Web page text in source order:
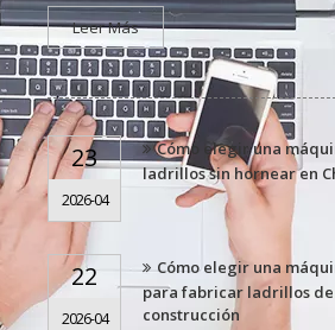
Leer Más
23
2026-04
Cómo elegir una
ladrillos sin hornear en
22
2026-04
Cómo elegir una
para fabricar ladrillos
construcción